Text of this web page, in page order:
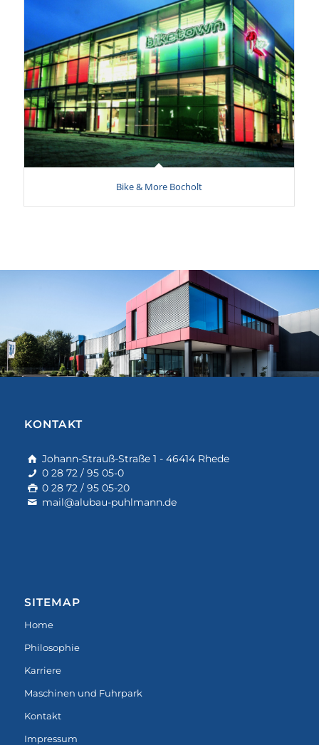
Bike & More Bocholt
KONTAKT
Johann-Strauß-Straße 1 - 46414 Rhede
0 28 72 / 95 05-0
0 28 72 / 95 05-20
mail@alubau-puhlmann.de
SITEMAP
Home
Philosophie
Karriere
Maschinen und Fuhrpark
Kontakt
Impressum